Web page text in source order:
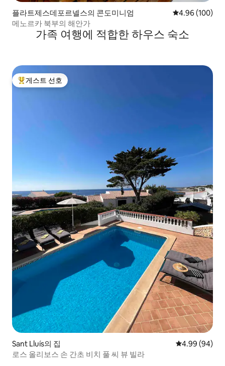
플라트제스데포르넬스의 콘도미니엄 평점 4.96점(5
4.96 (100)
메노르카 북부의 해안가
가족 여행에 적합한 하우스 숙소
상위 게스트 선호
게스트 선호
Sant Lluís의 집 평점 4.99점(5
4.99 (94)
로스 올리보스 손 간초 비치 풀 씨 뷰 빌라